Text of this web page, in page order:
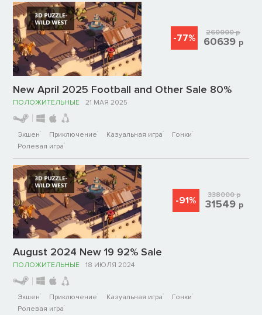
New April 2025 Football and Other Sale 80%
ПОЛОЖИТЕЛЬНЫЕ 21 МАЯ 2025
Экшен Приключение Казуальная игра
Гонки
Ролевая игра
-77% 260000р
60639 р
August 2024 New 19 92% Sale
ПОЛОЖИТЕЛЬНЫЕ 18 ИЮЛЯ 2024
Экшен Приключение Казуальная игра
Гонки
Ролевая игра
-91% 338000р
31549 р